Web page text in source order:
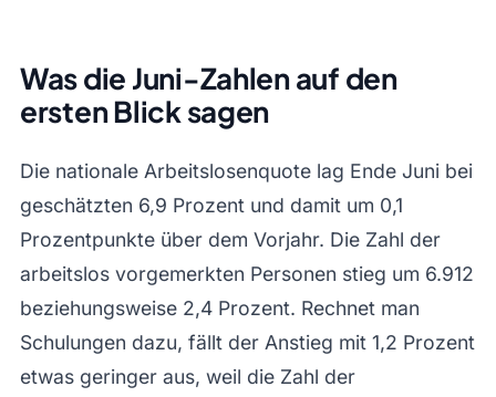
Was die Juni-Zahlen auf den
ersten Blick sagen
Die nationale Arbeitslosenquote lag Ende Juni bei
geschätzten 6,9 Prozent und damit um 0,1
Prozentpunkte über dem Vorjahr. Die Zahl der
arbeitslos vorgemerkten Personen stieg um 6.912
beziehungsweise 2,4 Prozent. Rechnet man
Schulungen dazu, fällt der Anstieg mit 1,2 Prozent
etwas geringer aus, weil die Zahl der